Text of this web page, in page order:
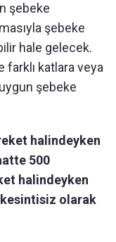
şebeke
şebeke
hale gelecek.
katlara veya
şebeke
halindeyken
500
halindeyken
olarak